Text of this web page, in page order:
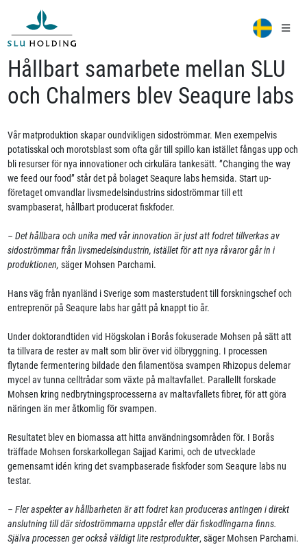
Hållbart samarbete mellan SLU
och Chalmers blev Seaqure labs
Vår matproduktion skapar oundvikligen sidoströmmar. Men exempelvis
potatisskal och morotsblast som ofta går till spillo kan istället fångas upp och
bli resurser för nya innovationer och cirkulära tankesätt. ”Changing the way
we feed our food” står det på bolaget Seaqure labs hemsida. Start up-
företaget omvandlar livsmedelsindustrins sidoströmmar till ett
svampbaserat, hållbart producerat fiskfoder.
– Det hållbara och unika med vår innovation är just att fodret tillverkas av
sidoströmmar från livsmedelsindustrin, istället för att nya råvaror går in i
produktionen, säger Mohsen Parchami.
Hans väg från nyanländ i Sverige som masterstudent till forskningschef och
entreprenör på Seaqure labs har gått på knappt tio år.
Under doktorandtiden vid Högskolan i Borås fokuserade Mohsen på sätt att
ta tillvara de rester av malt som blir över vid ölbryggning. I processen
flytande fermentering bildade den filamentösa svampen Rhizopus delemar
mycel av tunna celltrådar som växte på maltavfallet. Parallellt forskade
Mohsen kring nedbrytningsprocesserna av maltavfallets fibrer, för att göra
näringen än mer åtkomlig för svampen.
Resultatet blev en biomassa att hitta användningsområden för. I Borås
träffade Mohsen forskarkollegan Sajjad Karimi, och de utvecklade
gemensamt idén kring det svampbaserade fiskfoder som Seaqure labs nu
testar.
– Fler aspekter av hållbarheten är att fodret kan produceras antingen i direkt
anslutning till där sidoströmmarna uppstår eller där fiskodlingarna finns.
Själva processen ger också väldigt lite restprodukter, säger Mohsen Parchami.